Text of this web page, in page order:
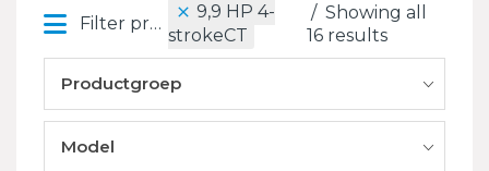
Filter products
9,9 HP 4-
strokeCT
Showing all
16 results
Productgroep
Model